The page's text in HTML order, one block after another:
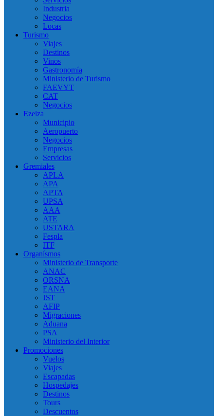
Industria
Negocios
Locas
Turismo
Viajes
Destinos
Vinos
Gastronomía
Ministerio de Turismo
FAEVYT
CAT
Negocios
Ezeiza
Municipio
Aeropuerto
Negocios
Empresas
Servicios
Gremiales
APLA
APA
APTA
UPSA
AAA
ATE
USTARA
Fespla
ITF
Organísmos
Ministerio de Transporte
ANAC
ORSNA
EANA
JST
AFIP
Migraciones
Aduana
PSA
Ministerio del Interior
Promociones
Vuelos
Viajes
Escapadas
Hospedajes
Destinos
Tours
Descuentos